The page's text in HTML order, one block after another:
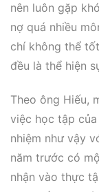
nên luôn gặp
nợ quá nhiều
chí không thể
đều là thể hiện
Theo ông Hiếu,
việc học tập
nhiệm như vậy
năm trước có
nhận vào thực